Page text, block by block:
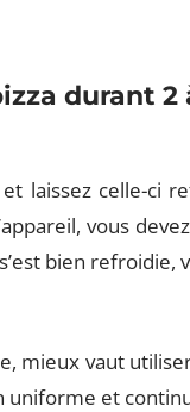
durant
laissez celle-ci
vous
bien
mieux vaut
uniforme et